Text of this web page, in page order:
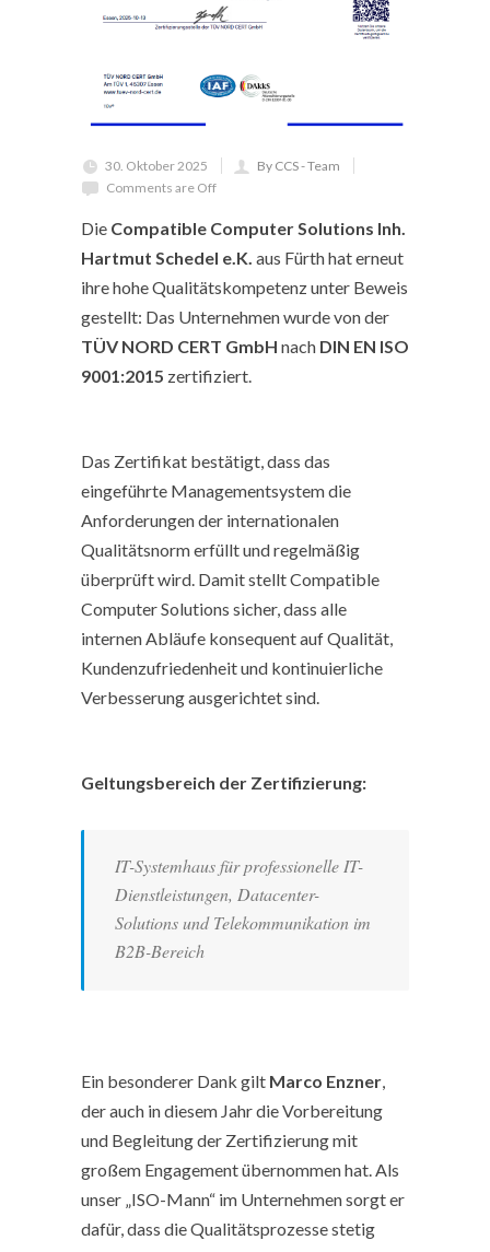
30. Oktober 2025
By CCS - Team
Comments are Off
Die Compatible Computer Solutions Inh.
Hartmut Schedel e.K. aus Fürth hat erneut
ihre hohe Qualitätskompetenz unter Beweis
gestellt: Das Unternehmen wurde von der
TÜV NORD CERT GmbH nach DIN EN ISO
9001:2015 zertifiziert.
Das Zertifikat bestätigt, dass das
eingeführte Managementsystem die
Anforderungen der internationalen
Qualitätsnorm erfüllt und regelmäßig
überprüft wird. Damit stellt Compatible
Computer Solutions sicher, dass alle
internen Abläufe konsequent auf Qualität,
Kundenzufriedenheit und kontinuierliche
Verbesserung ausgerichtet sind.
Geltungsbereich der Zertifizierung:
IT-Systemhaus für professionelle IT-
Dienstleistungen, Datacenter-
Solutions und Telekommunikation im
B2B-Bereich
Ein besonderer Dank gilt Marco Enzner
der auch in diesem Jahr die Vorbereitung
und Begleitung der Zertifizierung mit
großem Engagement übernommen hat. Als
unser „ISO-Mann“ im Unternehmen sorgt er
dafür, dass die Qualitätsprozesse stetig